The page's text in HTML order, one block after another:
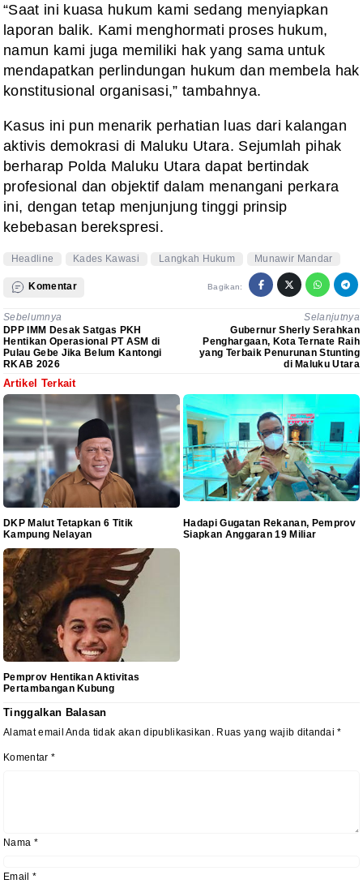
“Saat ini kuasa hukum kami sedang menyiapkan
laporan balik. Kami menghormati proses hukum,
namun kami juga memiliki hak yang sama untuk
mendapatkan perlindungan hukum dan membela hak
konstitusional organisasi,” tambahnya.
Kasus ini pun menarik perhatian luas dari kalangan
aktivis demokrasi di Maluku Utara. Sejumlah pihak
berharap Polda Maluku Utara dapat bertindak
profesional dan objektif dalam menangani perkara
ini, dengan tetap menjunjung tinggi prinsip
kebebasan berekspresi.
Headline Kades Kawasi Langkah Hukum Munawir Mandar
Komentar Bagikan:
Sebelumnya
DPP IMM Desak Satgas PKH
Hentikan Operasional PT ASM di
Pulau Gebe Jika Belum Kantongi
RKAB 2026
Selanjutnya
Gubernur Sherly Serahkan
Penghargaan, Kota Ternate Raih
yang Terbaik Penurunan Stunting
di Maluku Utara
Artikel Terkait
DKP Malut Tetapkan 6 Titik
Kampung Nelayan
Hadapi Gugatan Rekanan, Pemprov
Siapkan Anggaran 19 Miliar
Pemprov Hentikan Aktivitas
Pertambangan Kubung
Tinggalkan Balasan
Alamat email Anda tidak akan dipublikasikan. Ruas yang wajib ditandai*
Komentar *
Nama *
Email *